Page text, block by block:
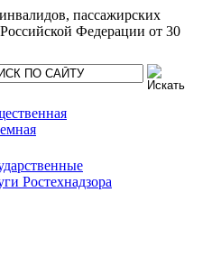
пассажирских
Федерации от 30
Ростехнадзора